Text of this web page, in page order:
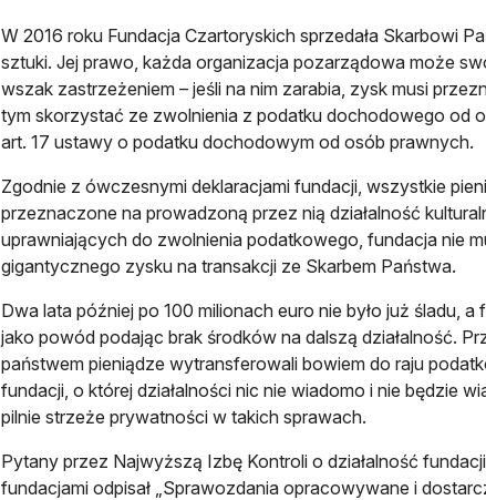
W 2016 roku Fundacja Czartoryskich sprzedała Skarbowi
sztuki. Jej prawo, każda organizacja pozarządowa może
wszak zastrzeżeniem – jeśli na nim zarabia, zysk musi
tym skorzystać ze zwolnienia z podatku dochodowego od
art. 17 ustawy o podatku dochodowym od osób prawnych.
Zgodnie z ówczesnymi deklaracjami fundacji, wszystkie
przeznaczone na prowadzoną przez nią działalność
uprawniających do zwolnienia podatkowego, fundacja nie
gigantycznego zysku na transakcji ze Skarbem Państwa.
Dwa lata później po 100 milionach euro nie było już śladu,
jako powód podając brak środków na dalszą działalność.
państwem pieniądze wytransferowali bowiem do raju
fundacji, o której działalności nic nie wiadomo i nie będzie
pilnie strzeże prywatności w takich sprawach.
Pytany przez Najwyższą Izbę Kontroli o działalność
fundacjami odpisał „Sprawozdania opracowywane i